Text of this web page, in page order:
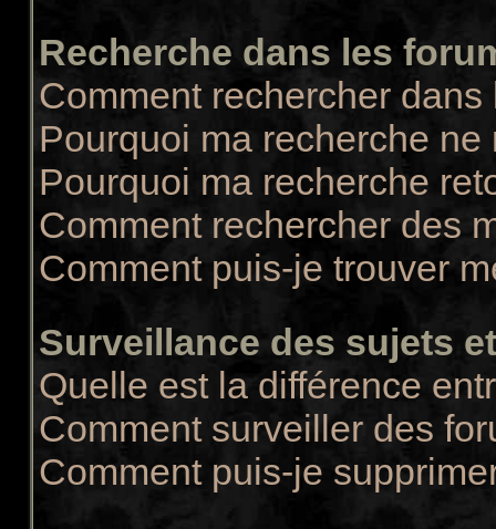
Recherche dans les
Comment rechercher dans
Pourquoi ma recherche
Pourquoi ma recherche
Comment rechercher des
Comment puis-je trouver
Surveillance des sujets
Quelle est la différence
Comment surveiller des
Comment puis-je